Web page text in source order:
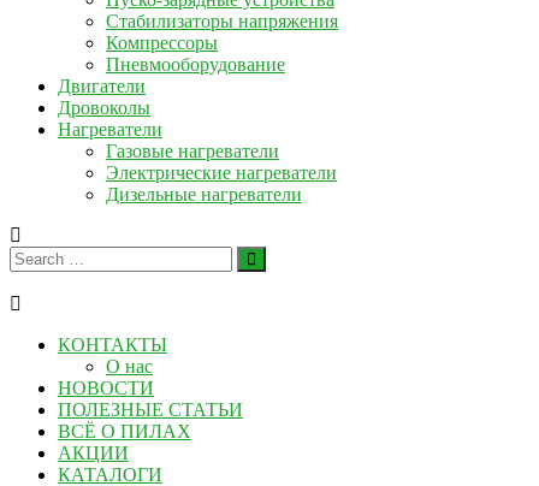
Стабилизаторы напряжения
Компрессоры
Пневмооборудование
Двигатели
Дровоколы
Нагреватели
Газовые нагреватели
Электрические нагреватели
Дизельные нагреватели
КОНТАКТЫ
О нас
НОВОСТИ
ПОЛЕЗНЫЕ СТАТЬИ
ВСЁ О ПИЛАХ
АКЦИИ
КАТАЛОГИ